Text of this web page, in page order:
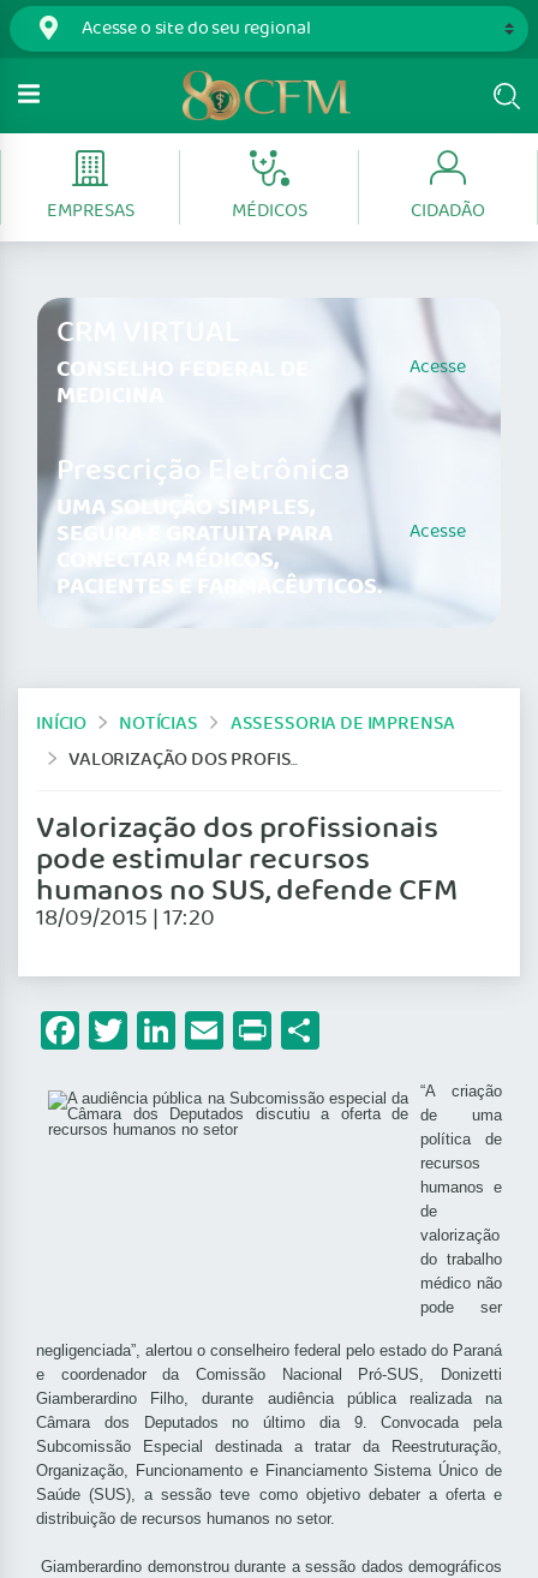
EMPRESAS MÉDICOS CIDADÃO
CRM VIRTUAL
CONSELHO FEDERAL DE
MEDICINA
Acesse
Prescrição Eletrônica
UMA SOLUÇÃO SIMPLES,
SEGURA E GRATUITA PARA
CONECTAR MÉDICOS,
PACIENTES E FARMACÊUTICOS.
Acesse
INÍCIO NOTÍCIAS
ASSESSORIA DE IMPRENSA
VALORIZAÇÃO DOS PROFISSIONAIS PODE ESTIMULAR RECURSOS HUMANOS NO SUS, DEFENDE CFM
Valorização dos profissionais
pode estimular recursos
humanos no SUS, defende CFM
18/09/2015 | 17:20
Facebook
Twitter
LinkedIn
Email
Print
“A criação
de uma
política de
recursos
humanos e
de
valorização
do trabalho
médico não
pode ser
negligenciada”, alertou o conselheiro federal pelo estado do Paraná
e coordenador da Comissão Nacional Pró-SUS, Donizetti
Giamberardino Filho, durante audiência pública realizada na
Câmara dos Deputados no último dia 9. Convocada pela
Subcomissão Especial destinada a tratar da Reestruturação,
Organização, Funcionamento e Financiamento Sistema Único de
Saúde (SUS), a sessão teve como objetivo debater a oferta e
distribuição de recursos humanos no setor.
Giamberardino demonstrou durante a sessão dados demográficos